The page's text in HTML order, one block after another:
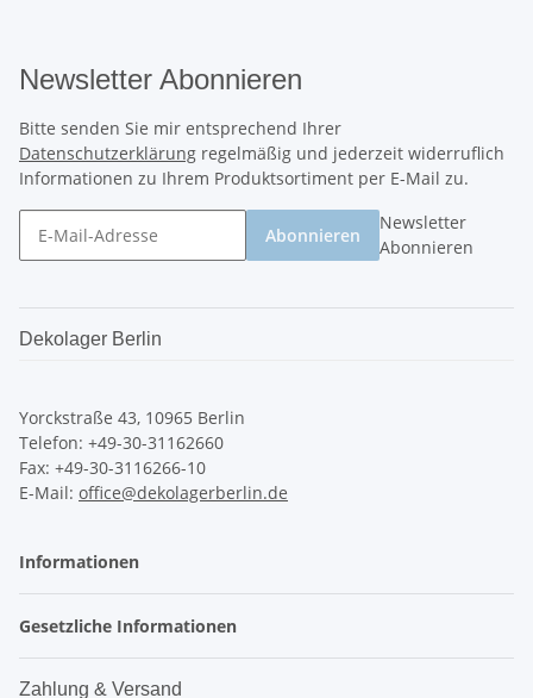
Newsletter Abonnieren
Bitte senden Sie mir entsprechend Ihrer
Datenschutzerklärung regelmäßig und jederzeit widerruflich
Informationen zu Ihrem Produktsortiment per E-Mail zu.
Abonnieren
Newsletter
Abonnieren
Dekolager Berlin
Yorckstraße 43, 10965 Berlin
Telefon: +49-30-31162660
Fax: +49-30-3116266-10
E-Mail: office@dekolagerberlin.de
Informationen
Gesetzliche Informationen
Zahlung & Versand